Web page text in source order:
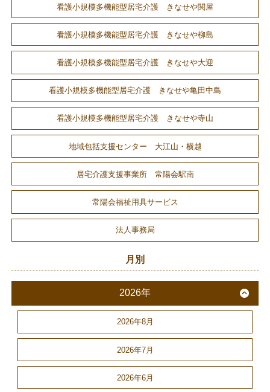
看護小規模多機能型居宅介護 きなせや関屋
看護小規模多機能型居宅介護 きなせや柳島
看護小規模多機能型居宅介護 きなせや大迎
看護小規模多機能型居宅介護 きなせや亀田中島
看護小規模多機能型居宅介護 きなせや寺山
地域包括支援センター 大江山・横越
居宅介護支援事業所 常陽会駅南
常陽会福祉用具サービス
法人事務局
月別
2026年
2026年8月
2026年7月
2026年6月